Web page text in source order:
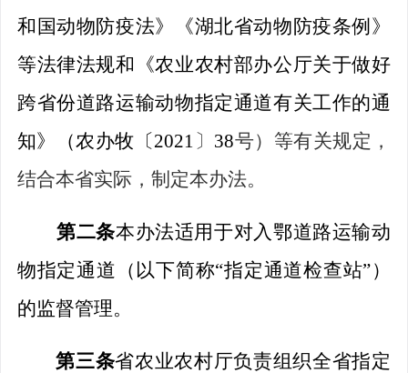
和国动物防疫法》《湖北省动物防疫条例》
等法律法规和《农业农村部办公厅关于做好
跨省份道路运输动物指定通道有关工作的通
知》（农办牧〔2021 〕 38号）等有关规定，
结合本省实际，制定本办法。
第二条本办法适用于对入鄂道路运输动
物指定通道（以下简称“指定通道检查站”）
的监督管理。
第三条省农业农村厅负责组织全省指定